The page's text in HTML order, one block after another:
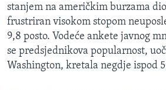
stanjem na američkim burzama
frustriran visokom stopom
9,8 posto. Vodeće ankete javnog
se predsjednikova popularnost,
Washington, kretala negdje ispod